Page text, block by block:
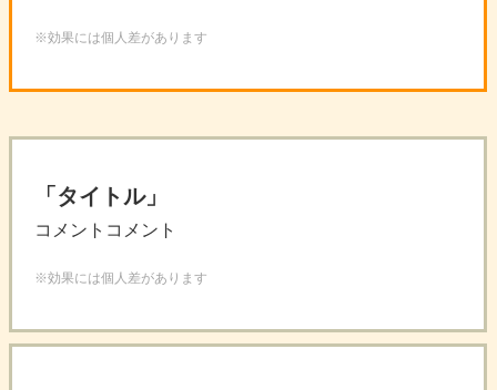
※効果には個人差があります
「タイトル」
コメントコメント
※効果には個人差があります